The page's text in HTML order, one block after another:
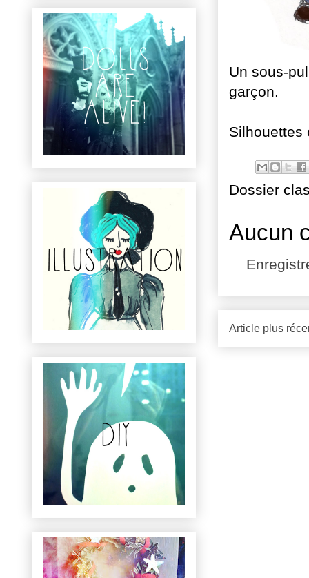
Un sous-
garçon.
Silhouettes
Dossier
Aucun
Article plus